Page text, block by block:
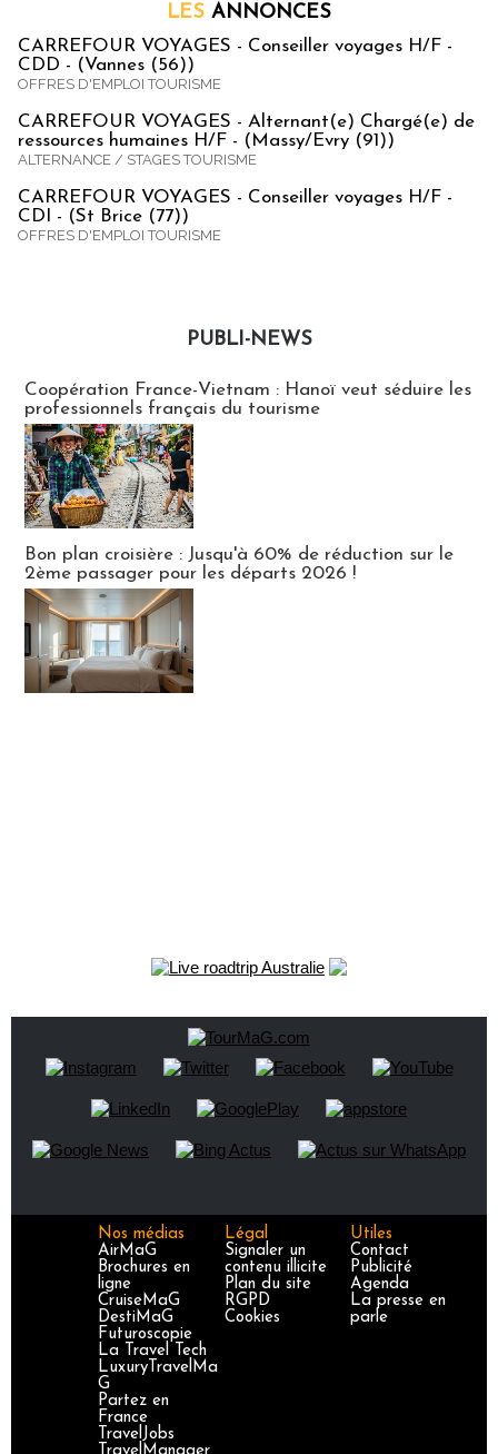
LES ANNONCES
CARREFOUR VOYAGES - Conseiller voyages H/F -
CDD - (Vannes (56))
OFFRES D'EMPLOI TOURISME
CARREFOUR VOYAGES - Alternant(e) Chargé(e) de
ressources humaines H/F - (Massy/Evry (91))
ALTERNANCE / STAGES TOURISME
CARREFOUR VOYAGES - Conseiller voyages H/F -
CDI - (St Brice (77))
OFFRES D'EMPLOI TOURISME
PUBLI-NEWS
Coopération France-Vietnam : Hanoï veut séduire les
professionnels français du tourisme
Bon plan croisière : Jusqu'à 60% de réduction sur le
2ème passager pour les départs 2026 !
Nos médias
AirMaG
Brochures en
ligne
CruiseMaG
DestiMaG
Futuroscopie
La Travel Tech
LuxuryTravelMa
G
Partez en
France
TravelJobs
Légal
Signaler un
contenu illicite
Plan du site
RGPD
Cookies
Utiles
Contact
Publicité
Agenda
La presse en
parle